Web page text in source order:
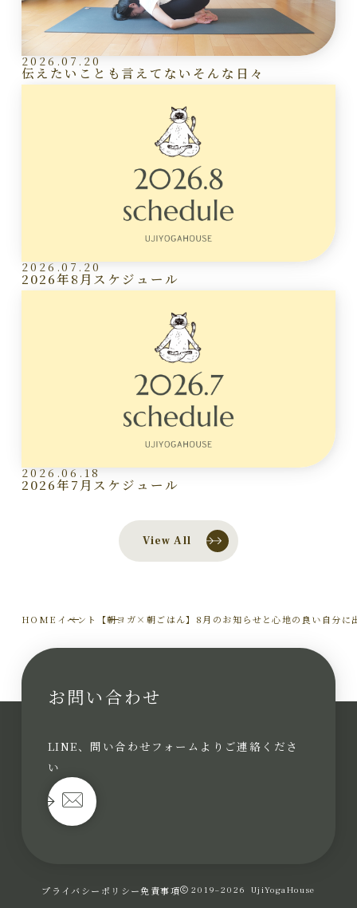
2026.07.20
伝えたいことも言えてないそんな日々
2026.07.20
2026年8月スケジュール
2026.06.18
2026年7月スケジュール
View All
HOME イベント 【朝ヨガ×朝ごはん】8月のお知らせと心地の良い自分に
お問い合わせ
LINE、問い合わせフォームよりご連絡くださ
い
プライバシーポリシー免責事項 2019–2026 UjiYogaHouse